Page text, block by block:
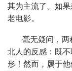
其为主流了。如
老电影。
毫无疑问，两
北人的反感：既
形！然而，属于